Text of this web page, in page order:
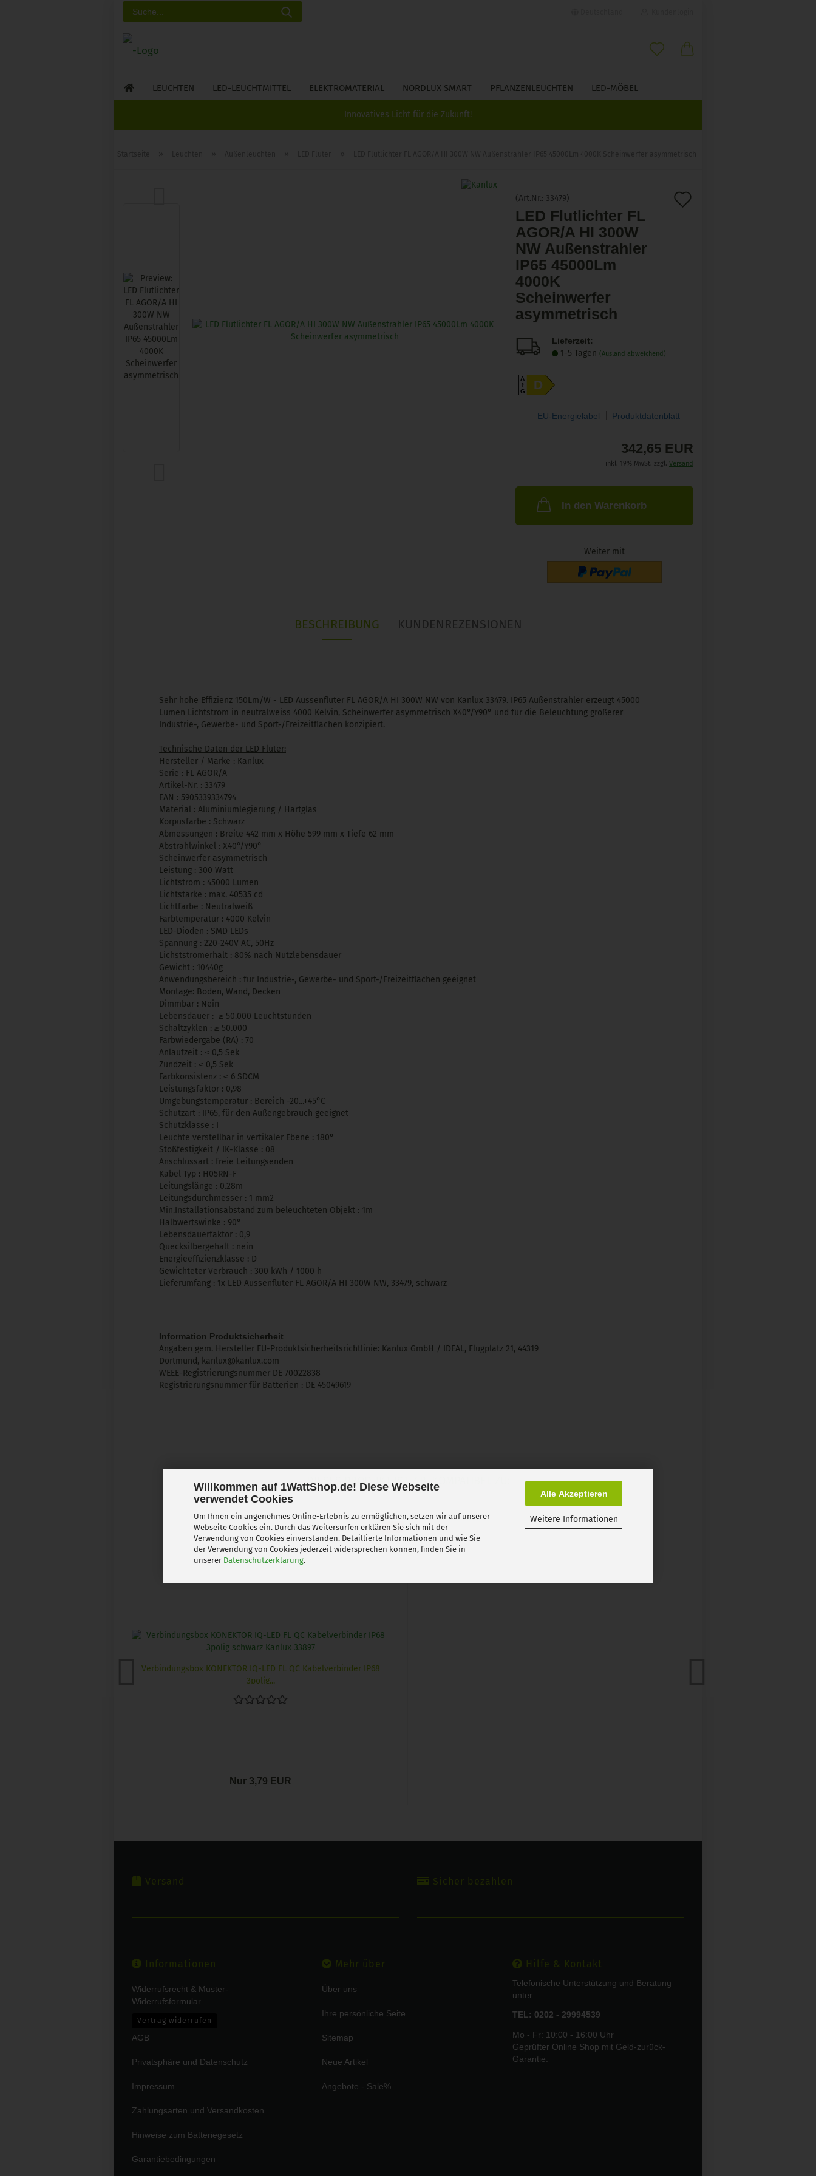
Willkommen auf 1WattShop.de! Diese Webseite
verwendet Cookies
Um Ihnen ein angenehmes Online-Erlebnis zu ermöglichen, setzen wir auf unserer
Webseite Cookies ein. Durch das Weitersurfen erklären Sie sich mit der
Verwendung von Cookies einverstanden. Detaillierte Informationen und wie Sie
der Verwendung von Cookies jederzeit widersprechen können, finden Sie in
unserer Datenschutzerklärung.
Alle Akzeptieren
Weitere Informationen
Passwort vergessen?
Innovatives Licht für die Zukunft!
LEUCHTEN LED-LEUCHTMITTEL ELEKTROMATERIAL NORDLUX SMART PFLANZENLEUCHTEN LED-MÖBEL
(Art.Nr.: 33479)
LED Flutlichter FL
AGOR/A HI 300W
NW Außenstrahler
IP65 45000Lm
4000K
Scheinwerfer
asymmetrisch
Lieferzeit:
1-5 Tagen (Ausland abweichend)
A
GD
EU-Energielabel Produktdatenblatt
342,65 EUR
inkl. 19% MwSt. zzgl. Versand
In den Warenkorb
Weiter mit
BESCHREIBUNG KUNDENREZENSIONEN
Sehr hohe Effizienz 150Lm/W - LED Aussenfluter FL AGOR/A HI 300W NW von Kanlux 33479. IP65 Außenstrahler erzeugt 45000
Lumen Lichtstrom in neutralweiss 4000 Kelvin, Scheinwerfer asymmetrisch X40°/Y90° und für die Beleuchtung größerer
Industrie-, Gewerbe- und Sport-/Freizeitflächen konzipiert.
Technische Daten der LED Fluter:
Hersteller / Marke : Kanlux
Serie : FL AGOR/A
Artikel-Nr. : 33479
EAN : 5905339334794
Material : Aluminiumlegierung / Hartglas
Korpusfarbe : Schwarz
Abmessungen : Breite 442 mm x Höhe 599 mm x Tiefe 62 mm
Abstrahlwinkel : X40°/Y90°
Scheinwerfer asymmetrisch
Leistung : 300 Watt
Lichtstrom : 45000 Lumen
Lichtstärke : max. 40535 cd
Lichtfarbe : Neutralweiß
Farbtemperatur : 4000 Kelvin
LED-Dioden : SMD LEDs
Spannung : 220-240V AC, 50Hz
Lichststromerhalt : 80% nach Nutzlebensdauer
Gewicht : 10440g
Anwendungsbereich : für Industrie-, Gewerbe- und Sport-/Freizeitflächen geeignet
Montage: Boden, Wand, Decken
Dimmbar : Nein
Lebensdauer : ≥ 50.000 Leuchtstunden
Schaltzyklen : ≥ 50.000
Farbwiedergabe (RA) : 70
Anlaufzeit : ≤ 0,5 Sek
Zündzeit : ≤ 0,5 Sek
Farbkonsistenz : ≤ 6 SDCM
Leistungsfaktor : 0,98
Umgebungstemperatur : Bereich -20...+45°C
Schutzart : IP65, für den Außengebrauch geeignet
Schutzklasse : I
Leuchte verstellbar in vertikaler Ebene : 180°
Stoßfestigkeit / IK-Klasse : 08
Anschlussart : freie Leitungsenden
Kabel Typ : H05RN-F
Leitungslänge : 0.28m
Leitungsdurchmesser : 1 mm2
Min.Installationsabstand zum beleuchteten Objekt : 1m
Halbwertswinke : 90°
Lebensdauerfaktor : 0,9
Quecksilbergehalt : nein
Energieeffizienzklasse : D
Gewichteter Verbrauch : 300 kWh / 1000 h
Lieferumfang : 1x LED Aussenfluter FL AGOR/A HI 300W NW, 33479, schwarz
Information Produktsicherheit
Angaben gem. Hersteller EU-Produktsicherheitsrichtlinie: Kanlux GmbH / IDEAL, Flugplatz 21, 44319
Dortmund, kanlux@kanlux.com
WEEE-Registrierungsnummer DE 70022838
Registrierungsnummer für Batterien : DE 45049619
DIESES PRODUKT IST Z.B. KOMPATIBEL ZU:
-11%
Verbindungsbox KONEKTOR IQ-LED FL QC Kabelverbinder IP68
3polig...
Nur 3,79 EUR
Versand Sicher bezahlen
Informationen
Widerrufsrecht & Muster-
Widerrufsformular
Vertrag widerrufen
AGB
Privatsphäre und Datenschutz
Impressum
Zahlungsarten und Versandkosten
Hinweise zum Batteriegesetz
Garantiebedingungen
Mehr über
Über uns
Ihre persönliche Seite
Sitemap
Neue Artikel
Angebote - Sale%
Hilfe & Kontakt
Telefonische Unterstützung und Beratung
unter:
TEL: 0202 - 29994539
Mo - Fr: 10:00 - 16:00 Uhr
Geprüfter Online Shop mit Geld-zurück-
Garantie.